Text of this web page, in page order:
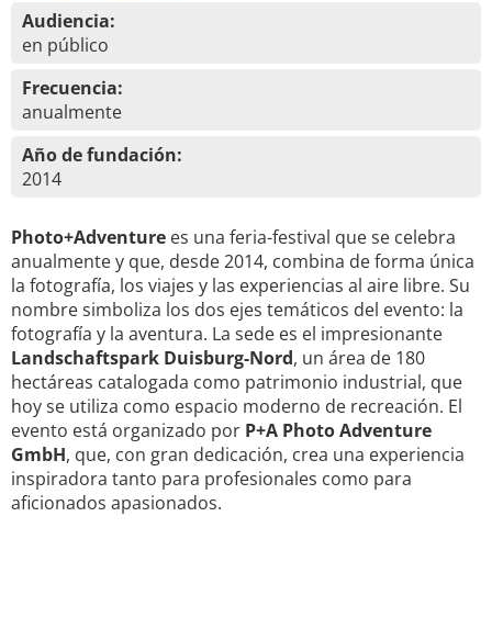
Audiencia:
en público
Frecuencia:
anualmente
Año de fundación:
2014
Photo+Adventure es una feria-festival que se celebra
anualmente y que, desde 2014, combina de forma única
la fotografía, los viajes y las experiencias al aire libre. Su
nombre simboliza los dos ejes temáticos del evento: la
fotografía y la aventura. La sede es el impresionante
Landschaftspark Duisburg-Nord, un área de 180
hectáreas catalogada como patrimonio industrial, que
hoy se utiliza como espacio moderno de recreación. El
evento está organizado por P+A Photo Adventure
GmbH, que, con gran dedicación, crea una experiencia
inspiradora tanto para profesionales como para
aficionados apasionados.